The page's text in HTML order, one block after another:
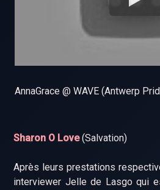
AnnaGrace @ WAVE (Antwerp
Sharon O Love(Salvation)
Après leurs prestations
interviewer Jelle de Lasgo qui